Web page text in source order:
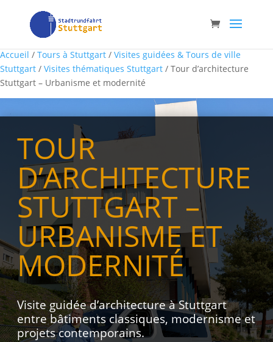
Accueil / Tours à Stuttgart / Visites guidées & Tours de ville
Stuttgart / Visites thématiques Stuttgart / Tour d’architecture
Stuttgart – Urbanisme et modernité
TOUR
D’ARCHITECTURE
STUTTGART –
URBANISME ET
MODERNITÉ
Visite guidée d’architecture à Stuttgart
entre bâtiments classiques, modernisme et
projets contemporains.